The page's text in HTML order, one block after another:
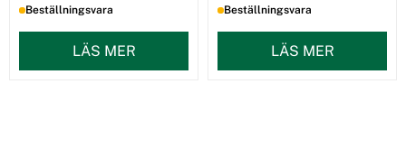
Beställningsvara
LÄS MER
Beställningsvara
LÄS MER